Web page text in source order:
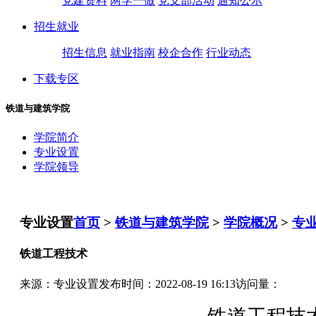
招生就业
招生信息 就业指南 校企合作 行业动态
下载专区
铁道与建筑学院
学院简介
专业设置
学院领导
专业设置首页 >铁道与建筑学院> 学院概况> 专
铁道工程技术
来源：专业设置发布时间：2022-08-19 16:13访问量：